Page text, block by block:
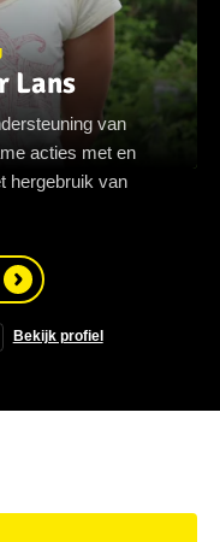
Lans
van
acties met en
hergebruik van
Bekijk profiel